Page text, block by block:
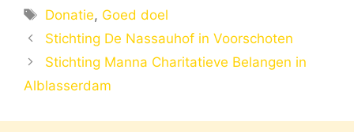
Tags
Donatie, Goed doel
Stichting De Nassauhof in Voorschoten
Stichting Manna Charitatieve Belangen in
Alblasserdam